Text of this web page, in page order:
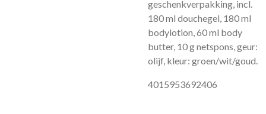
geschenkverpakking, incl.
180 ml douchegel, 180 ml
bodylotion, 60 ml body
butter, 10 g netspons, geur:
olijf, kleur: groen/wit/goud.
4015953692406